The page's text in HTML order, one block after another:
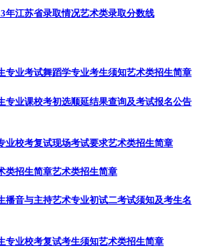
年江苏省录取情况艺术类录取分数线
专业考试舞蹈学专业考生须知艺术类招生简章
专业课校考初选顺延结果查询及考试报名公告
业校考复试现场考试要求艺术类招生简章
类招生简章艺术类招生简章
播音与主持艺术专业初试二考试须知及考生名
专业校考复试考生须知艺术类招生简章